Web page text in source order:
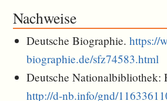
Nachweise
Deutsche Biographie.https://
biographie.de/sfz74583.html
Deutsche Nationalbibliothek:
http://d-nb.info/gnd/